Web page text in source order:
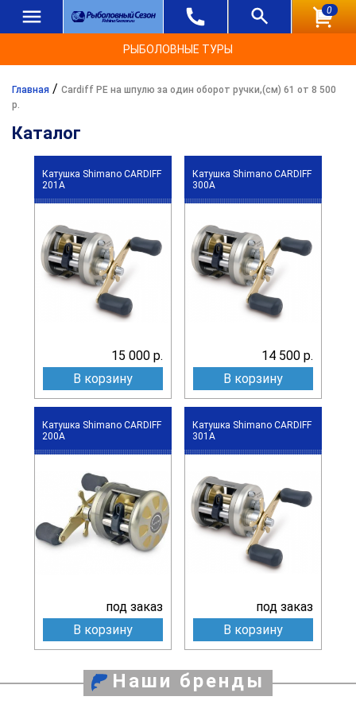
0
РЫБОЛОВНЫЕ ТУРЫ
Главная / Cardiff PE на шпулю за один оборот ручки,(см) 61 от 8 500
р.
Каталог
Катушка Shimano CARDIFF
201A
15 000 р.
В корзину
Катушка Shimano CARDIFF
300A
14 500 р.
В корзину
Катушка Shimano CARDIFF
200A
под заказ
В корзину
Катушка Shimano CARDIFF
301A
под заказ
В корзину
Наши бренды